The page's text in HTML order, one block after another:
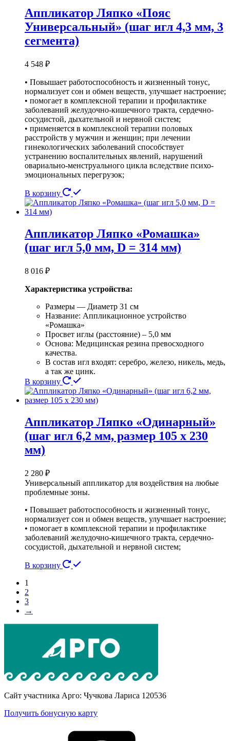
Аппликатор Ляпко «Пояс
Универсальный» (шаг игл 4,3 мм, 3
сегмента)
4 548 ₽
• Повышает работоспособность и жизненный тонус,
нормализует сон и обмен веществ, улучшает настроение;
• помогает в комплексной терапии и профилактике
заболеваний желудочно-кишечного тракта, сердечно-
сосудистой, дыхательной и нервной систем;
• применяется в комплексной терапии половых
расстройств у мужчин и женщин; при лечении
гинекологических заболеваний способствует
устранению воспалительных явлений, нарушений
овариально-менструального цикла вследствие психо-
эмоциональных перегрузок;
В корзину
Аппликатор Ляпко «Ромашка»
(шаг игл 5,0 мм, D = 314 мм)
8 016 ₽
Характеристика устройства:
Размеры — Диаметр 31 см
Название: Аппликационное устройство
«Ромашка»
Просвет иглы (расстояние) – 5,0 мм
Основа: Медицинская резина превосходного
качества.
В состав игл входят: серебро, железо, никель, медь,
а так же цинк.
В корзину
Аппликатор Ляпко «Одинарный»
(шаг игл 6,2 мм, размер 105 х 230
мм)
2 280 ₽
Универсальный аппликатор для воздействия на любые
проблемные зоны.
• Повышает работоспособность и жизненный тонус,
нормализует сон и обмен веществ, улучшает настроение;
• помогает в комплексной терапии и профилактике
заболеваний желудочно-кишечного тракта, сердечно-
сосудистой, дыхательной и нервной систем;
В корзину
1
2
3
→
Сайт участника Арго: Чучкова Лариса 120536
Получить бонусную карту